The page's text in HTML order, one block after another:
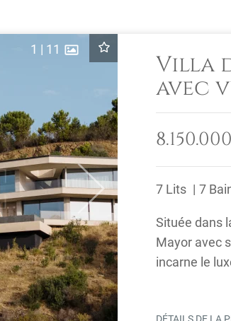
Next
1 | 11
Villa
avec
mer
7 Lits 7
Située dans
Mayor avec
incarne le
DÉTAILS DE LA